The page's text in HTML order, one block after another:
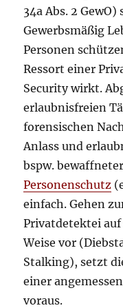
34a Abs. 2
Gewerbsmäßig
Personen
Ressort einer
Security wirkt.
erlaubnisfreien
forensischen
Anlass und
bspw.
Personenschutz
einfach. Gehen
Privatdetektei
Weise vor
Stalking), setzt
einer
voraus.